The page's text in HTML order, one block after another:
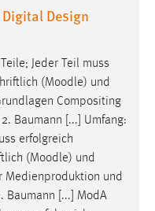
Design
Jeder Teil muss
(Moodle) und
Compositing
Baumann [...] Umfang:
erfolgreich
(Moodle) und
Medienproduktion und
Baumann [...] ModA